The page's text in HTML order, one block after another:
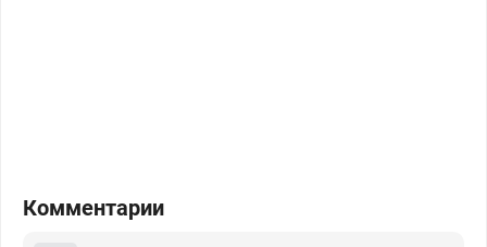
Комментарии